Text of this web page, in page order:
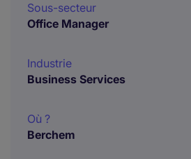
Sous-secteur
Office Manager
Industrie
Business Services
Où ?
Berchem